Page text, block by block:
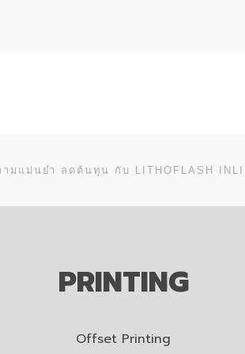
ามแม่นยำ ลดต้นทุน กับ LITHOFLASH
PRINTING
Offset Printing